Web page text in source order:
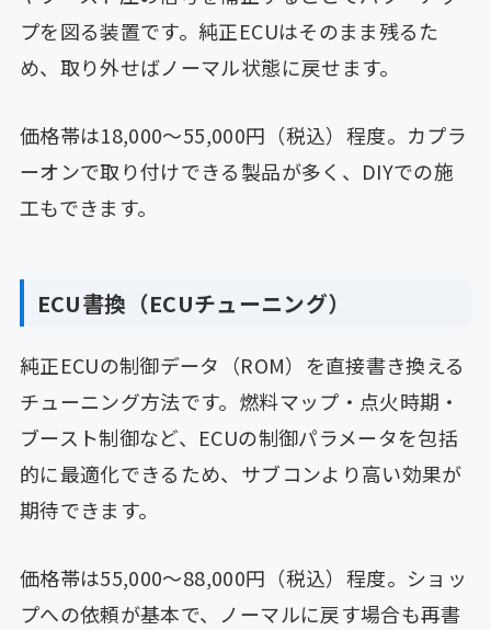
プを図る装置です。純正ECUはそのまま残るた
め、取り外せばノーマル状態に戻せます。
価格帯は18,000〜55,000円（税込）程度。カプラ
ーオンで取り付けできる製品が多く、DIYでの施
工もできます。
ECU書換（ECUチューニング）
純正ECUの制御データ（ROM）を直接書き換える
チューニング方法です。燃料マップ・点火時期・
ブースト制御など、ECUの制御パラメータを包括
的に最適化できるため、サブコンより高い効果が
期待できます。
価格帯は55,000〜88,000円（税込）程度。ショッ
プへの依頼が基本で、ノーマルに戻す場合も再書